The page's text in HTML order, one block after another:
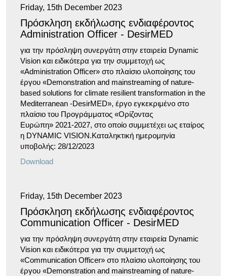
Friday, 15th December 2023
Πρόσκληση εκδήλωσης ενδιαφέροντος
Administration Officer - DesirMED
για την πρόσληψη συνεργάτη στην εταιρεία Dynamic
Vision και ειδικότερα για την συμμετοχή ως
«Administration Officer» στο πλαίσιο υλοποίησης του
έργου «Demonstration and mainstreaming of nature-
based solutions for climate resilient transformation in the
Mediterranean -DesirMED», έργο εγκεκριμένο στο
πλαίσιο του Προγράμματος «Ορίζοντας
Ευρώπη» 2021-2027, στo οποίο συμμετέχει ως εταίρος
η DYNAMIC VISION.Καταληκτική ημερομηνία
υποβολής: 28/12/2023
Download
Friday, 15th December 2023
Πρόσκληση εκδήλωσης ενδιαφέροντος
Communication Officer - DesirMED
για την πρόσληψη συνεργάτη στην εταιρεία Dynamic
Vision και ειδικότερα για την συμμετοχή ως
«Communication Officer» στο πλαίσιο υλοποίησης του
έργου «Demonstration and mainstreaming of nature-